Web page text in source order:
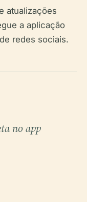
atualizações
a aplicação
redes sociais.
no app